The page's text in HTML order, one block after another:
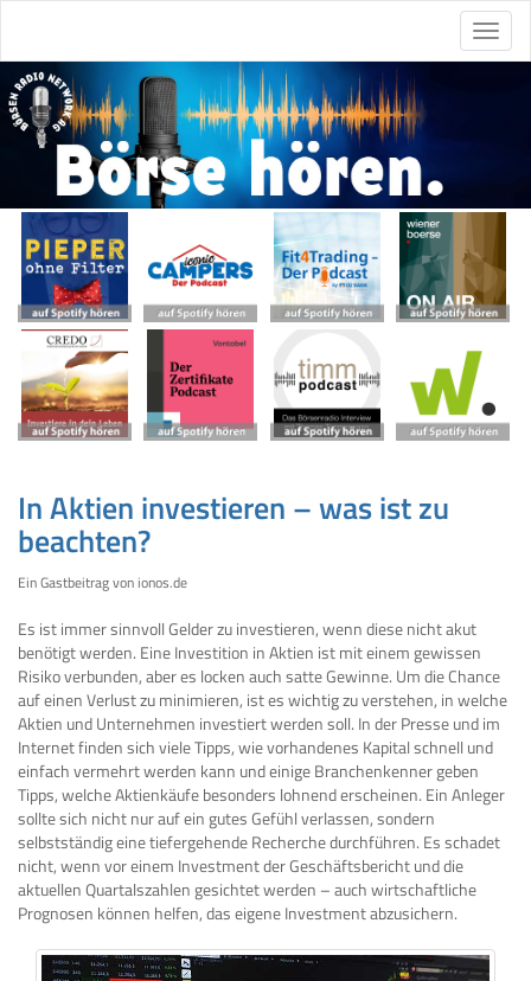
In Aktien investieren – was ist zu
beachten?
Ein Gastbeitrag von ionos.de
Es ist immer sinnvoll Gelder zu investieren, wenn diese nicht akut
benötigt werden. Eine Investition in Aktien ist mit einem gewissen
Risiko verbunden, aber es locken auch satte Gewinne. Um die Chance
auf einen Verlust zu minimieren, ist es wichtig zu verstehen, in welche
Aktien und Unternehmen investiert werden soll. In der Presse und im
Internet finden sich viele Tipps, wie vorhandenes Kapital schnell und
einfach vermehrt werden kann und einige Branchenkenner geben
Tipps, welche Aktienkäufe besonders lohnend erscheinen. Ein Anleger
sollte sich nicht nur auf ein gutes Gefühl verlassen, sondern
selbstständig eine tiefergehende Recherche durchführen. Es schadet
nicht, wenn vor einem Investment der Geschäftsbericht und die
aktuellen Quartalszahlen gesichtet werden – auch wirtschaftliche
Prognosen können helfen, das eigene Investment abzusichern.